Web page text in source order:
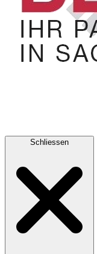
Schliessen